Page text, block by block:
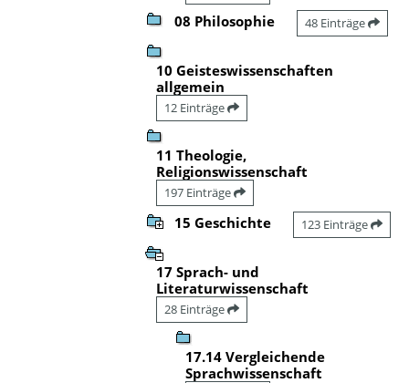
08 Philosophie 48 Einträge
10 Geisteswissenschaften
allgemein
12 Einträge
11 Theologie,
Religionswissenschaft
197 Einträge
15 Geschichte 123 Einträge
17 Sprach- und
Literaturwissenschaft
28 Einträge
17.14 Vergleichende
Sprachwissenschaft